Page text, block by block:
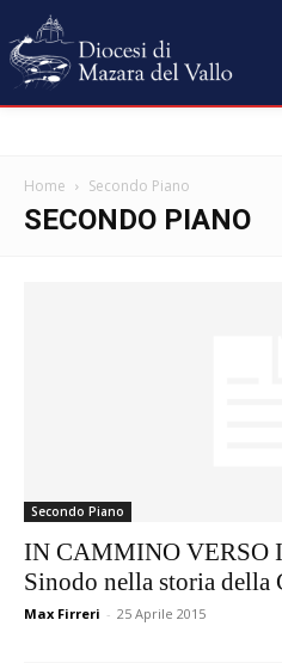
Home Secondo Piano
SECONDO PIANO
Secondo Piano
IN CAMMINO VERSO
Sinodo nella storia della
Max Firreri - 25 Aprile 2015